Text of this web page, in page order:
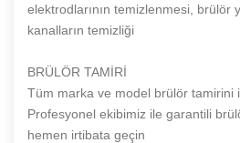
elektrodlarının temizlenmesi, brülör
kanalların temizliği
BRÜLÖR TAMİRİ
Tüm marka ve model brülör tamirini
Profesyonel ekibimiz ile garantili
hemen irtibata geçin